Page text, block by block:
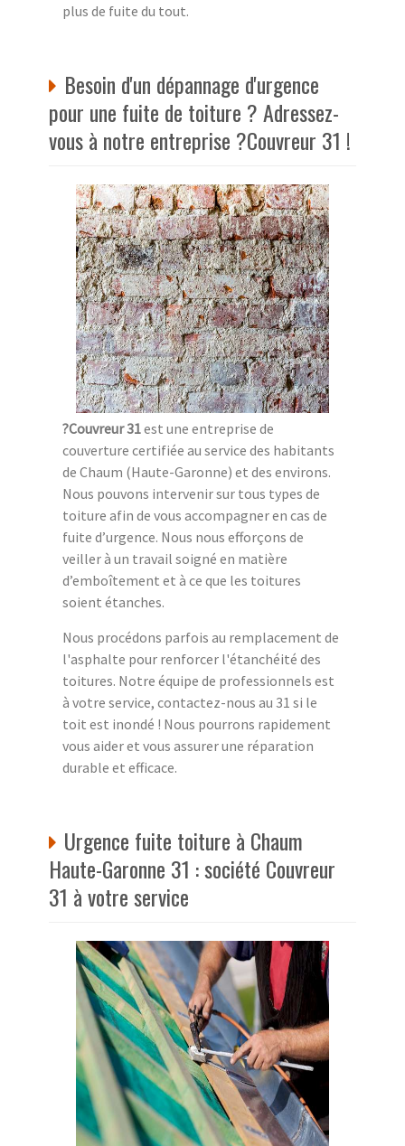
plus de fuite du tout.
Besoin d'un dépannage d'urgence
pour une fuite de toiture ? Adressez-
vous à notre entreprise ?Couvreur 31 !
?Couvreur 31est une entreprise de
couverture certifiée au service des habitants
de Chaum (Haute-Garonne) et des environs.
Nous pouvons intervenir sur tous types de
toiture afin de vous accompagner en cas de
fuite d’urgence. Nous nous efforçons de
veiller à un travail soigné en matière
d’emboîtement et à ce que les toitures
soient étanches.
Nous procédons parfois au remplacement de
l'asphalte pour renforcer l'étanchéité des
toitures. Notre équipe de professionnels est
à votre service, contactez-nous au 31 si le
toit est inondé ! Nous pourrons rapidement
vous aider et vous assurer une réparation
durable et efficace.
Urgence fuite toiture à Chaum
Haute-Garonne 31 : société Couvreur
31 à votre service